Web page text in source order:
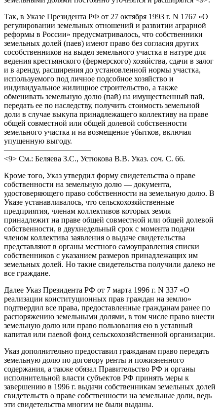
Так, в Указе Президента РФ от 27 октября 1993 г. N 1767 «О
регулировании земельных отношений и развитии аграрной
реформы в России» предусматривалось, что собственники
земельных долей (паев) имеют право без согласия других
сособственников на выдел земельного участка в натуре для
ведения крестьянского (фермерского) хозяйства, сдачи в залог
и в аренду, расширения до установленной нормы участка,
используемого под личное подсобное хозяйство и
индивидуальное жилищное строительство, а также
обменивать земельную долю (пай) на имущественный пай,
передать ее по наследству, получить стоимость земельной
доли в случае выкупа принадлежащего коллективу на праве
общей совместной или общей долевой собственности
земельного участка и на возмещение убытков, включая
упущенную выгоду.
———————————
<9> См.: Беляева З.С., Устюкова В.В. Указ. соч. С. 66.
Кроме того, Указ утвердил форму свидетельства о праве
собственности на земельную долю — документа,
удостоверяющего право собственности на земельную долю. В
Указе устанавливалось, что сельскохозяйственные
предприятия, членам коллективов которых земля
принадлежит на праве общей совместной или общей долевой
собственности, в двухнедельный срок с момента подачи
членом коллектива заявления о выдаче свидетельства
представляют в органы местного самоуправления списки
собственников с указанием размеров принадлежащих им
земельных долей. Но такие свидетельства получили далеко не
все граждане.
Далее Указ Президента РФ от 7 марта 1996 г. N 337 «О
реализации конституционных прав граждан на землю»
подтвердил все права, предоставленные гражданам ранее по
распоряжению земельными долями, в том числе право внести
земельную долю или право пользования ею в уставный
капитал или паевой фонд сельскохозяйственной организации.
Указ дополнительно предоставил гражданам право передать
земельную долю по договору ренты и пожизненного
содержания, а также обязал Правительство РФ и органы
исполнительной власти субъектов РФ принять меры к
завершению в 1996 г. выдачи собственникам земельных долей
свидетельств о праве собственности на земельные доли, ведь
эти свидетельства многим не были выданы.